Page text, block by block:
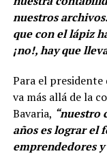
nuestros
que con el lápiz
¡no!, hay que
Para el presidente
va más allá de la
Bavaria, “nuestro
años es lograr el
emprendedores